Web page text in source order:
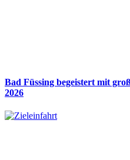
Bad Füssing begeistert mit
2026